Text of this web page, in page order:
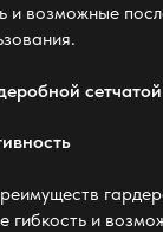
и возможные
гибкость и